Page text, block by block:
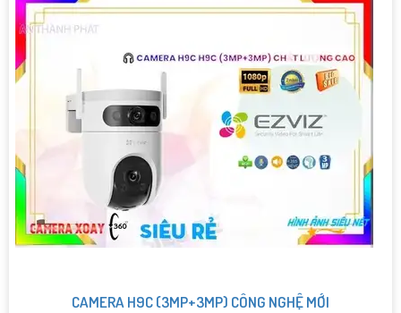
CAMERA H9C (3MP+3MP) CÔNG NGHỆ MỚI